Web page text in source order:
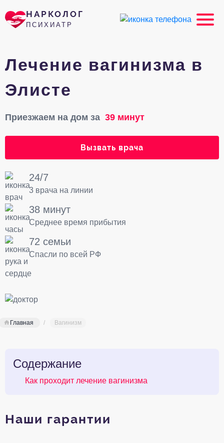
НАРКОЛОГ
ПСИХИАТР
Лечение вагинизма в
Элисте
Приезжаем на дом за 39 минут
Вызвать врача
24/7
3 врача на линии
38 минут
Среднее время прибытия
72 семьи
Спасли по всей РФ
Главная Вагинизм
Содержание
Как проходит лечение вагинизма
Наши гарантии